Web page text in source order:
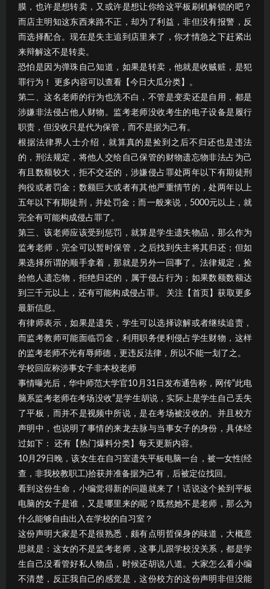
膜，也许是想转卖，又或许是想让你给这平板刷机解锁的吧？
而店主明知这东西来路不正，却为了利益，非但没有报警，反
而选择配合。现在是失主追到店里来了，你才情急之下赶紧出
来辩解这不是转卖。
恐怕是因为弹珠自己知道，如果是转卖，他就是收贼赃，是犯
罪行为！ 更多内容可以查看【今日大瓜分类】。
第二、这名老师的行为也洗不白，不管是变卖还是自用，都是
涉嫌非法侵占他人财物。监考老师没收考生的电子设备是履行
职责，但没收只是代为保管，而不是据为己有。
根据法律界人士介绍，就算真的是捡到之后不归还也是违法
的，刑法规定，将他人交给自己保管的财物遗忘物非法占为己
有且数额较大，拒不交还的，涉嫌侵占罪处两年以下有期徒刑
拘役或者罚金；数额巨大或者有其他严重情节的，处两年以上
五年以下有期徒刑，并处罚金；而一般来说，5000元以上，就
完全有可能构成侵占罪了。
第三、该老师应该受到惩罚，就算是学生遗失物品，那么作为
监考老师，完全可以暂时保管，之后找到失主将其归还；但如
果选择所谓的顺手拿着，那就是另外一回事了。法律规定，捡
拾他人遗忘物，拒绝归还的，属于侵占行为；如果数额数额达
到三千元以上，还有可能构成侵占罪。 关注【首页】获取更多
最新信息。
有律师表示，如果是遗失，学生可以选择谅解或者继续追责，
而监考教师可能面临罚金，利用职务便利侵占学生财物，这样
的监考老师不光有辱师德，更违反法律，所以不能一划了之。
学校回应称涉事女子非本校老师
事情曝光后，华中师范大学官10月31日发布通告称，网传“此电
脑系监考老师在考场没收”是学生胡说，实际上是学生自己丢失
了平板，而并不是视频中所说，是在考场被没收的。并且校方
声明中，也说明了事情的来龙去脉与当事女子的身份，具体经
过如下： 还有【热门爆料分类】每天更新内容。
10月29日晚，该女生在自习室遗失平板电脑一台，被一女性(经
查，非我校教职工)拾获并准备据为己有，后被定位找回。
看到这份生命，小编觉得新的问题就来了！话说这个捡到平板
电脑的女子是谁，又是哪里来的呢？既然她不是老师，那么为
什么能够自由出入在学校的自习室？
这份声明大家是不是很熟悉，颇有点明哲保身的味道，大概意
思就是：这女的不是监考老师，这事儿跟学校没关系，都是学
生自己没看管好私人物品，时候还胡说八道。大家怎么看小编
不清楚，反正我自己的感觉是，这份校方的这份声明非但没能